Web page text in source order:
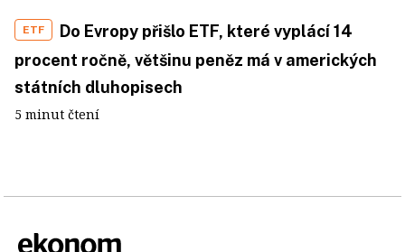
ETF
Do Evropy přišlo ETF, které vyplácí 14
procent ročně, většinu peněz má v amerických
státních dluhopisech
5 minut čtení